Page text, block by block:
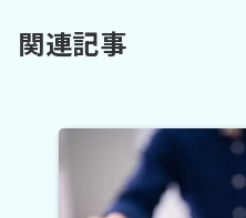
関連記事